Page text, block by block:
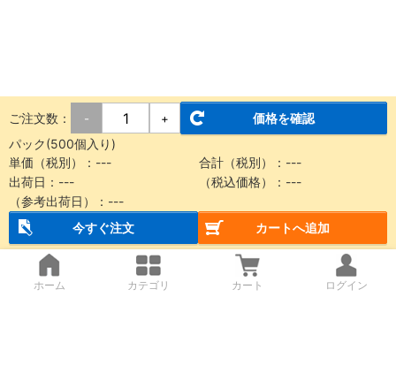
ご注文数： - +
価格を確認
パック(500個入り)
単価（税別）： --- 合計（税別）： ---
出荷日： --- （税込価格）： ---
（参考出荷日）： ---
今すぐ注文
カートへ追加
ホーム カテゴリ カート ログイン